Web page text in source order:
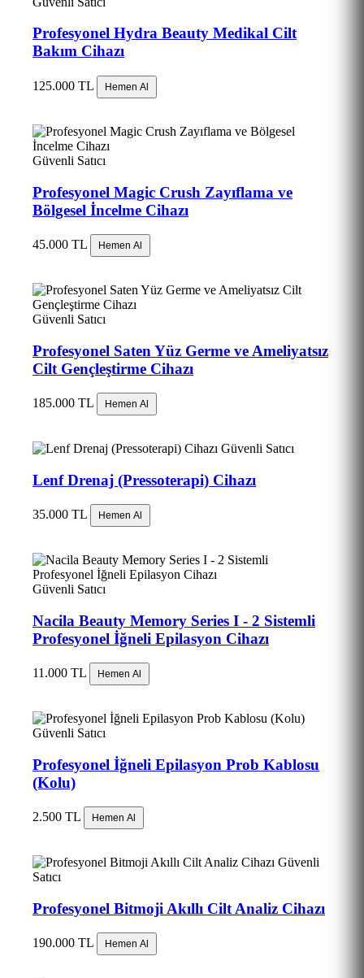
Profesyonel Hydra Beauty Medikal Cilt
Bakım Cihazı
125.000 TL Hemen Al
Güvenli Satıcı
Profesyonel Magic Crush Zayıflama ve
Bölgesel İncelme Cihazı
45.000 TL Hemen Al
Güvenli Satıcı
Profesyonel Saten Yüz Germe ve Ameliyatsız
Cilt Gençleştirme Cihazı
185.000 TL Hemen Al
Güvenli Satıcı
Lenf Drenaj (Pressoterapi) Cihazı
35.000 TL Hemen Al
Güvenli Satıcı
Nacila Beauty Memory Series I - 2 Sistemli
Profesyonel İğneli Epilasyon Cihazı
11.000 TL Hemen Al
Güvenli Satıcı
Profesyonel İğneli Epilasyon Prob Kablosu
(Kolu)
2.500 TL Hemen Al
Güvenli
Satıcı
Profesyonel Bitmoji Akıllı Cilt Analiz Cihazı
190.000 TL Hemen Al